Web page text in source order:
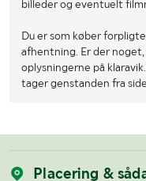
billeder og eventuelt
Du er som køber
afhentning. Er der
oplysningerne på
tager genstanden fra
Placering &